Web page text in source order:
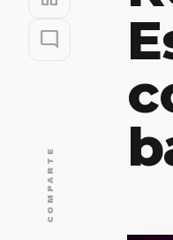
mode_comment
COMPARTE